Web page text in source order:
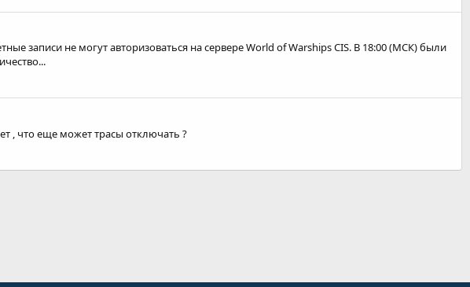
записи не могут авторизоваться на сервере World of Warships CIS. В 18:00 (МСК) были
, что еще может трасы отключать ?